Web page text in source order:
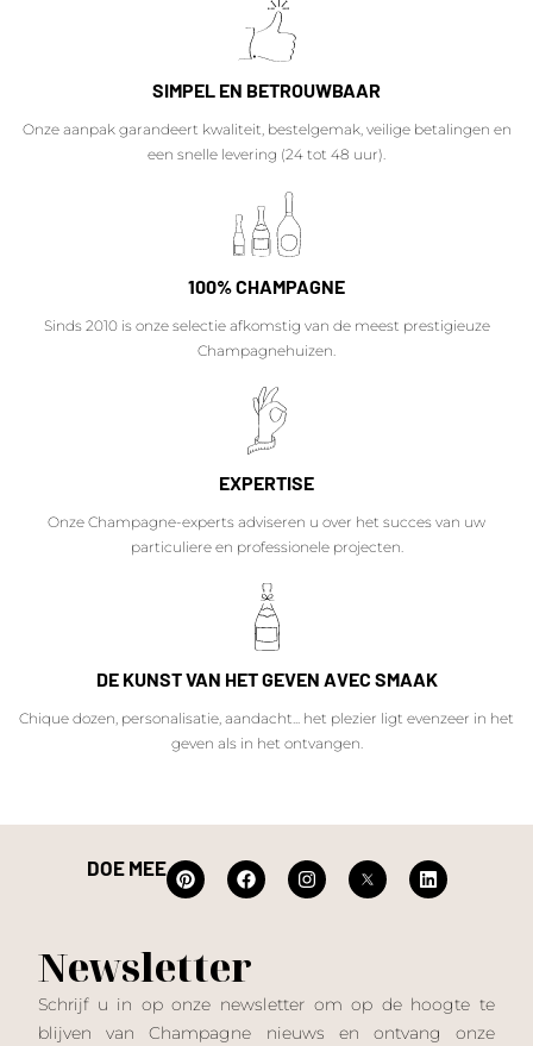
SIMPEL EN BETROUWBAAR
Onze aanpak garandeert kwaliteit, bestelgemak, veilige betalingen en
een snelle levering (24 tot 48 uur).
100% CHAMPAGNE
Sinds 2010 is onze selectie afkomstig van de meest prestigieuze
Champagnehuizen.
EXPERTISE
Onze Champagne-experts adviseren u over het succes van uw
particuliere en professionele projecten.
DE KUNST VAN HET GEVEN AVEC SMAAK
Chique dozen, personalisatie, aandacht... het plezier ligt evenzeer in het
geven als in het ontvangen.
DOE MEE
Newsletter
Schrijf u in op onze newsletter om op de hoogte te
blijven van Champagne nieuws en ontvang onze